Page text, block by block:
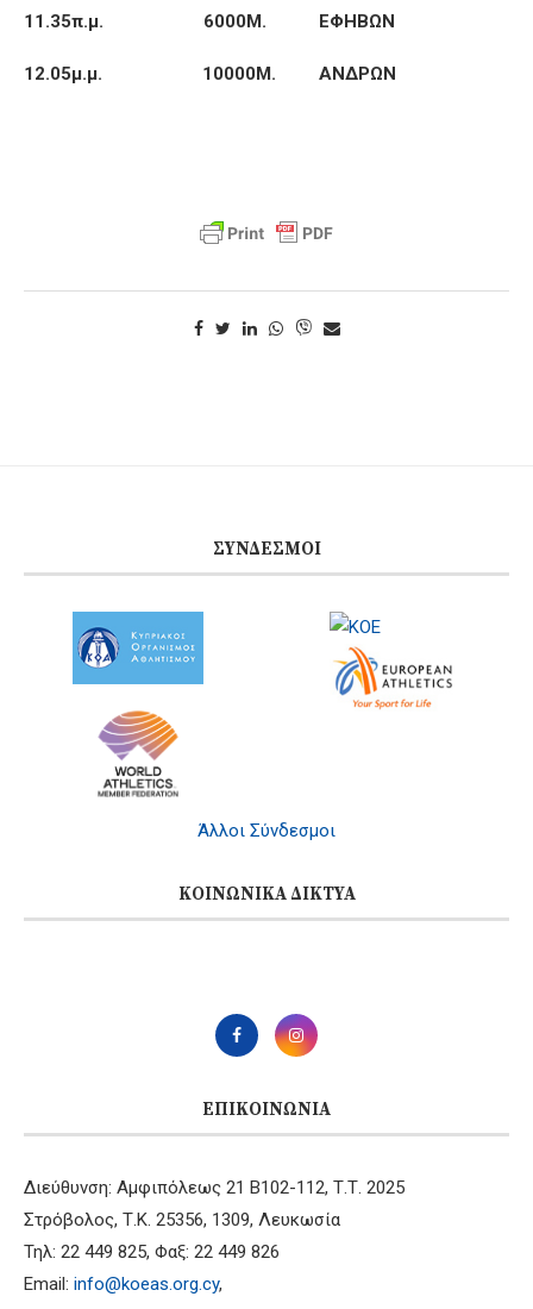
11.35π.μ. 6000Μ. ΕΦΗΒΩΝ
12.05μ.μ. 10000Μ. ΑΝΔΡΩΝ
ΣΎΝΔΕΣΜΟΙ
Άλλοι Σύνδεσμοι
ΚΟΙΝΩΝΙΚΆ ΔΊΚΤΥΑ
ΕΠΙΚΟΙΝΩΝΊΑ
Διεύθυνση: Αμφιπόλεως 21 B102-112, Τ.Τ. 2025
Στρόβολος, Τ.Κ. 25356, 1309, Λευκωσία
Τηλ: 22 449 825, Φαξ: 22 449 826
Email: info@koeas.org.cy,